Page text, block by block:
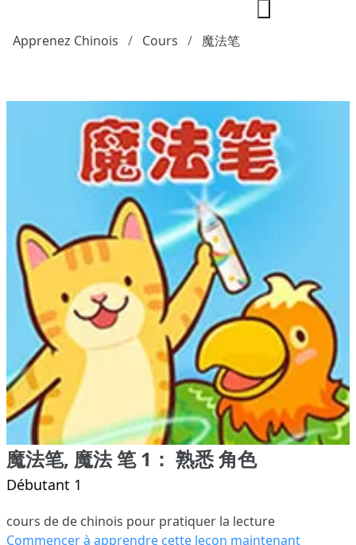
Apprenez Chinois Cours 魔法笔
魔法笔, 魔法 笔 1： 熟悉 角色
Débutant 1
cours de de chinois pour pratiquer la lecture
Commencer à apprendre cette leçon maintenant